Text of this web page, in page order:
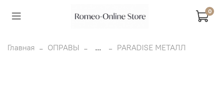
0
Главная ОПРАВЫ ... PARADISE МЕТАЛЛ